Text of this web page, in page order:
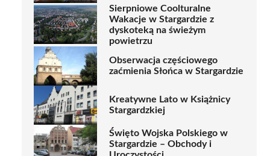
Sierpniowe Coolturalne
Wakacje w Stargardzie z
dyskoteką na świeżym
powietrzu
Obserwacja częściowego
zaćmienia Słońca w Stargardzie
Kreatywne Lato w Książnicy
Stargardzkiej
Święto Wojska Polskiego w
Stargardzie – Obchody i